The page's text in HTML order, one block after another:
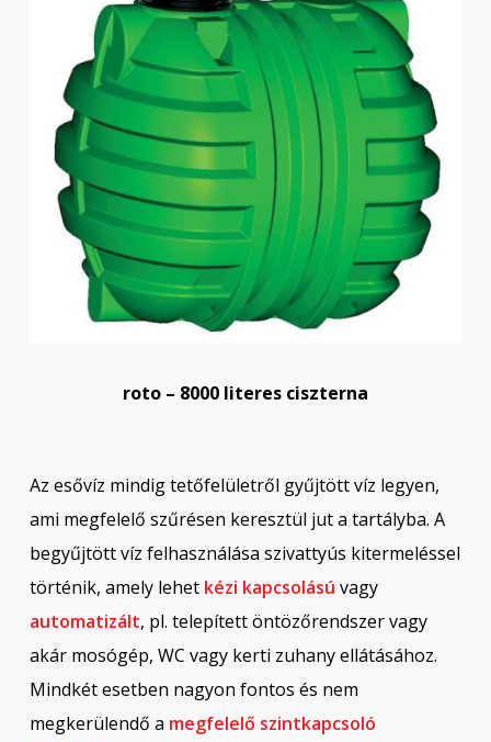
roto – 8000 literes ciszterna
Az esővíz mindig tetőfelületről gyűjtött víz legyen,
ami megfelelő szűrésen keresztül jut a tartályba. A
begyűjtött víz felhasználása szivattyús kitermeléssel
történik, amely lehet kézi kapcsolású vagy
automatizált, pl. telepített öntözőrendszer vagy
akár mosógép, WC vagy kerti zuhany ellátásához.
Mindkét esetben nagyon fontos és nem
megkerülendő a megfelelő szintkapcsoló